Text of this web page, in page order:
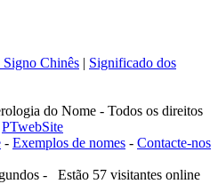
Signo Chinês
Significado dos
do Nome - Todos os direitos
PTwebSite
- Exemplos de nomes - Contacte-nos
- Estão 57 visitantes online